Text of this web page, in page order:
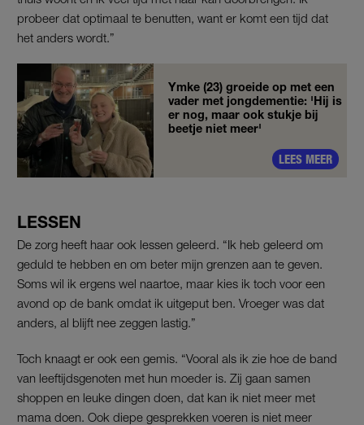
probeer dat optimaal te benutten, want er komt een tijd dat
het anders wordt.”
Ymke (23) groeide op met een
vader met jongdementie: 'Hij is
er nog, maar ook stukje bij
beetje niet meer'
LEES MEER
LESSEN
De zorg heeft haar ook lessen geleerd. “Ik heb geleerd om
geduld te hebben en om beter mijn grenzen aan te geven.
Soms wil ik ergens wel naartoe, maar kies ik toch voor een
avond op de bank omdat ik uitgeput ben. Vroeger was dat
anders, al blijft nee zeggen lastig.”
Toch knaagt er ook een gemis. “Vooral als ik zie hoe de band
van leeftijdsgenoten met hun moeder is. Zij gaan samen
shoppen en leuke dingen doen, dat kan ik niet meer met
mama doen. Ook diepe gesprekken voeren is niet meer